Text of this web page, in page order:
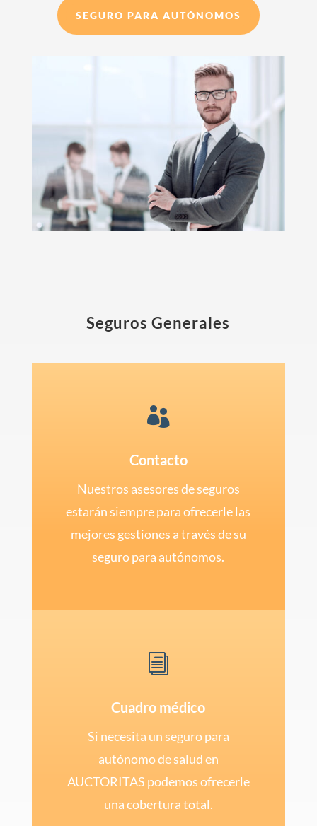
SEGURO PARA AUTÓNOMOS
Seguros Generales

Contacto
Nuestros asesores de seguros
estarán siempre para ofrecerle las
mejores gestiones a través de su
seguro para autónomos.
i
Cuadro médico
Si necesita un seguro para
autónomo de salud en
AUCTORITAS podemos ofrecerle
una cobertura total.